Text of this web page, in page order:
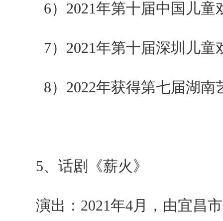
6） 2021年第十届中国儿童
7） 2021年第十届深圳儿童
8） 2022年获得第七届湖南
5、话剧《薪火》
演出： 2021年4月，由宜昌